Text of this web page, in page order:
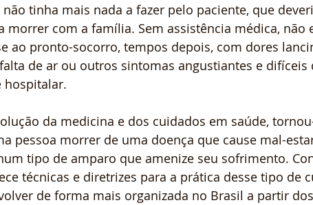
tinha mais nada a fazer pelo paciente, que
morrer com a família. Sem assistência médica, não
ao pronto-socorro, tempos depois, com dores
de ar ou outros sintomas angustiantes e difíceis
hospitalar.
da medicina e dos cuidados em saúde,
pessoa morrer de uma doença que cause mal-
tipo de amparo que amenize seu sofrimento.
técnicas e diretrizes para a prática desse tipo de
de forma mais organizada no Brasil a partir